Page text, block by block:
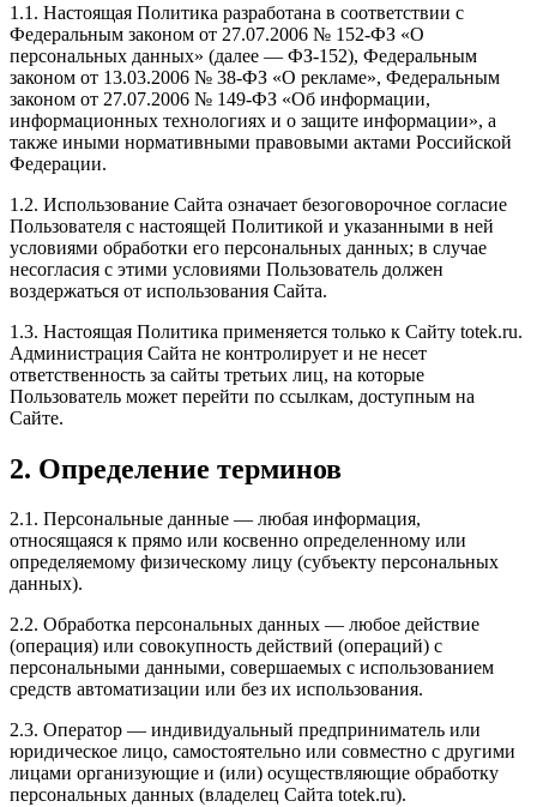
1.1. Настоящая Политика разработана в соответствии с
Федеральным законом от 27.07.2006 № 152-ФЗ «О
персональных данных» (далее — ФЗ-152), Федеральным
законом от 13.03.2006 № 38-ФЗ «О рекламе», Федеральным
законом от 27.07.2006 № 149-ФЗ «Об информации,
информационных технологиях и о защите информации», а
также иными нормативными правовыми актами Российской
Федерации.
1.2. Использование Сайта означает безоговорочное согласие
Пользователя с настоящей Политикой и указанными в ней
условиями обработки его персональных данных; в случае
несогласия с этими условиями Пользователь должен
воздержаться от использования Сайта.
1.3. Настоящая Политика применяется только к Сайту totek.ru.
Администрация Сайта не контролирует и не несет
ответственность за сайты третьих лиц, на которые
Пользователь может перейти по ссылкам, доступным на
Сайте.
2. Определение терминов
2.1. Персональные данные — любая информация,
относящаяся к прямо или косвенно определенному или
определяемому физическому лицу (субъекту персональных
данных).
2.2. Обработка персональных данных — любое действие
(операция) или совокупность действий (операций) с
персональными данными, совершаемых с использованием
средств автоматизации или без их использования.
2.3. Оператор — индивидуальный предприниматель или
юридическое лицо, самостоятельно или совместно с другими
лицами организующие и (или) осуществляющие обработку
персональных данных (владелец Сайта totek.ru).